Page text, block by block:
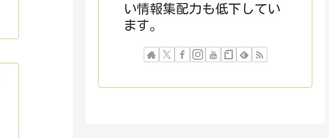
い情報集配力も低下してい
ます。